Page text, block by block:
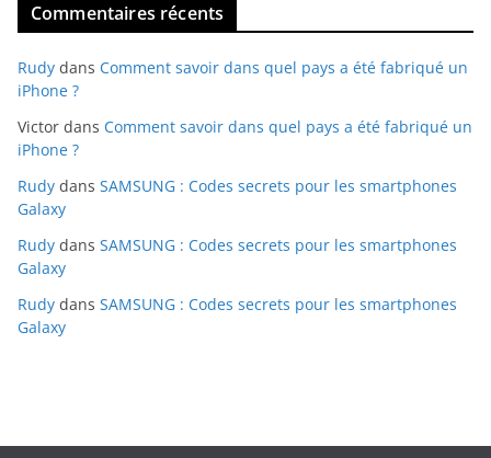
Commentaires récents
Rudy dans Comment savoir dans quel pays a été fabriqué un
iPhone ?
Victor dans Comment savoir dans quel pays a été fabriqué un
iPhone ?
Rudy dans SAMSUNG : Codes secrets pour les smartphones
Galaxy
Rudy dans SAMSUNG : Codes secrets pour les smartphones
Galaxy
Rudy dans SAMSUNG : Codes secrets pour les smartphones
Galaxy